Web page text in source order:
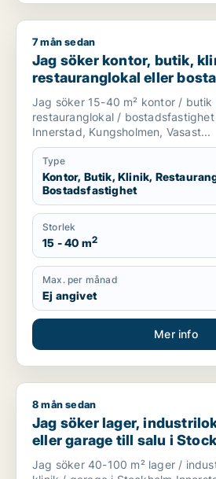
Jag söker kontor, butik, klinik,
7 mån sedan
Jag söker kontor, butik,
restauranglokal eller
salu i Stockholm
eller Vasastan m.fl.
Jag söker 15-40 m² kontor /
restauranglokal /
Innerstad, Kungsholmen, Vasast...
Type
Kontor, Butik, Klinik,
Bostadsfastighet
Storlek
15 - 40 m2
Max. per månad
Ej angivet
Mer info
Jag söker lager, industrilokal,
8 mån sedan
Jag söker lager,
eller garage till salu i
Innerstad
Jag söker 40-100 m² lager /